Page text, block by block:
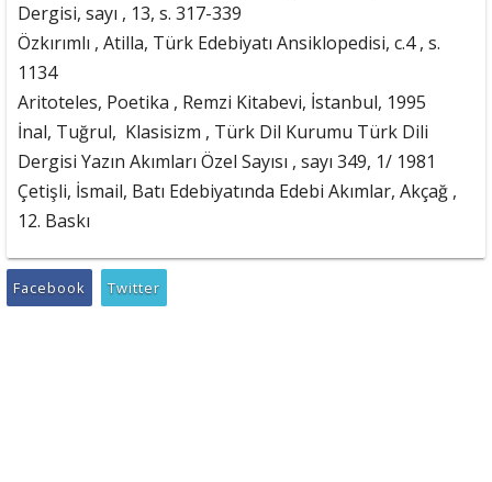
Dergisi, sayı , 13, s. 317-339
Özkırımlı , Atilla, Türk Edebiyatı Ansiklopedisi, c.4 , s.
1134
Aritoteles, Poetika , Remzi Kitabevi, İstanbul, 1995
İnal, Tuğrul,  Klasisizm , Türk Dil Kurumu Türk Dili
Dergisi Yazın Akımları Özel Sayısı , sayı 349, 1/ 1981
Çetişli, İsmail, Batı Edebiyatında Edebi Akımlar, Akçağ ,
12. Baskı
Facebook Twitter